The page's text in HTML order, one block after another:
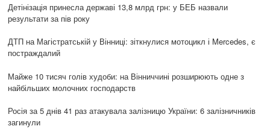
Детінізація принесла державі 13,8 млрд грн: у БЕБ назвали
результати за пів року
ДТП на Магістратській у Вінниці: зіткнулися мотоцикл і Mercedes, є
постраждалий
Майже 10 тисяч голів худоби: на Вінниччині розширюють одне з
найбільших молочних господарств
Росія за 5 днів 41 раз атакувала залізницю України: 6 залізничників
загинули